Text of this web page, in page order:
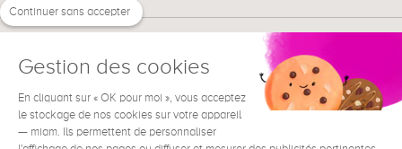
BESOIN D'AIDE ? FR
Continuer sans accepter
Gestion des cookies
En cliquant sur « OK pour moi », vous acceptez
le stockage de nos cookies sur votre appareil
— miam. Ils permettent de personnaliser